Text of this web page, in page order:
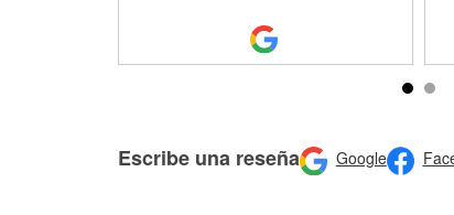
Escribe una reseña Google